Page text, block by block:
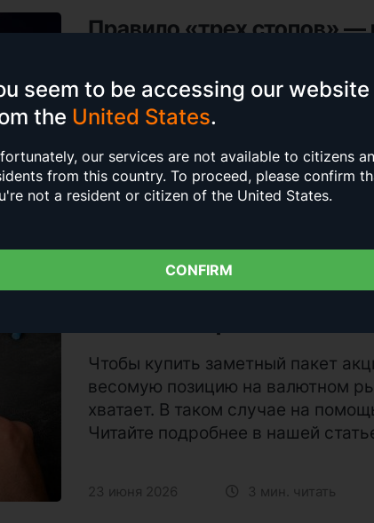
Правило «трех стопов» —
Три убыточные сделки подряд
если вовремя не остановиться.
избежать подобного. О том, как
капитал, читайте в статье.
Что такое кредитное
помогает зарабатывать
Чтобы купить заметный пакет
весомую позицию на валютном
хватает. В таком случае на
Читайте подробнее в нашей
23 июня 2026 3 мин. читать
seem to be accessing our website
the United States.
our services are not available to citizens
from this country. To proceed, please confirm
not a resident or citizen of the United States.
CONFIRM